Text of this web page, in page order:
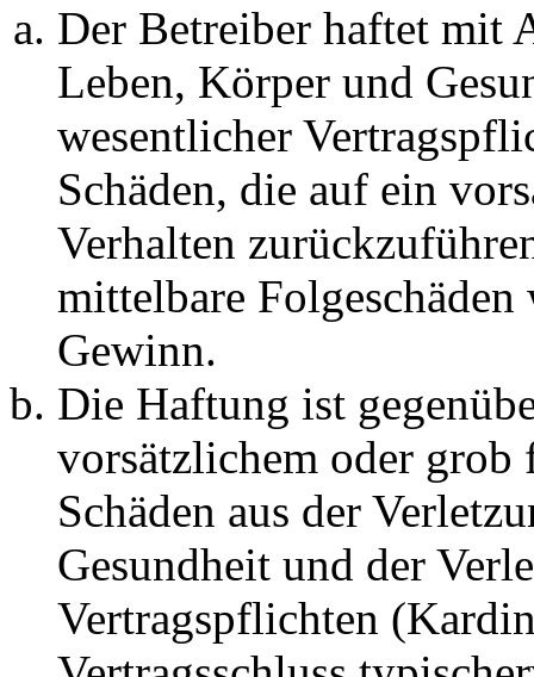
Der Betreiber haftet mit
Leben, Körper und
wesentlicher
Schäden, die auf ein
Verhalten
mittelbare Folgeschäden
Gewinn.
Die Haftung ist
vorsätzlichem oder grob
Schäden aus der
Gesundheit und der
Vertragspflichten